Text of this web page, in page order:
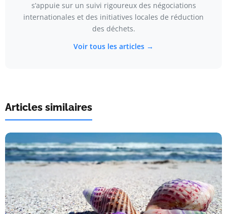
s’appuie sur un suivi rigoureux des négociations
internationales et des initiatives locales de réduction
des déchets.
Voir tous les articles →
Articles similaires